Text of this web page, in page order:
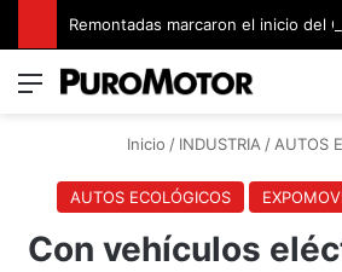
Menú
Inicio / INDUSTRIA/AUTOS
AUTOS ECOLÓGICOS
Con vehículos